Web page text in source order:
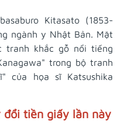
Kitasato (1853-
ngành y Nhật Bản. Mặt
tranh khắc gỗ nổi tiếng
trong bộ tranh
của họa sĩ Katsushika
tiền giấy lần này